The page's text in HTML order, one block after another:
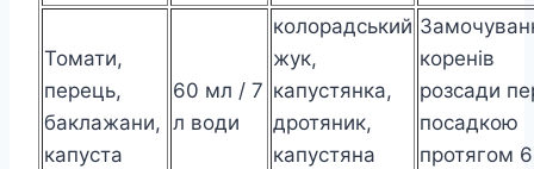
Томати,
перець,
баклажани,
капуста
60 мл / 7
л води
колорадський
жук,
капустянка,
дротяник,
капустяна
коренів
розсади
посадкою
протягом